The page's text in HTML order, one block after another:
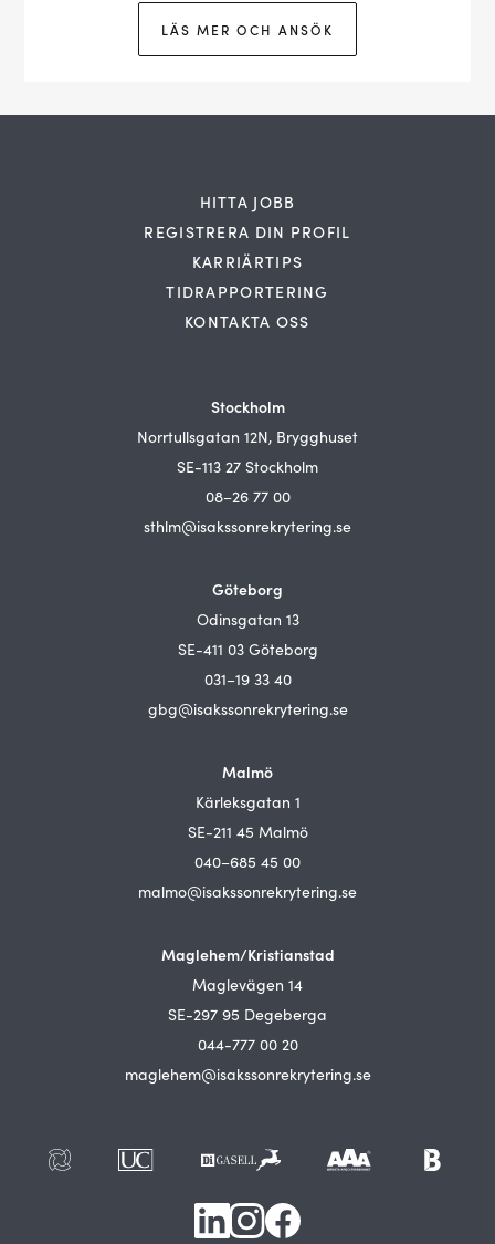
LÄS MER OCH ANSÖK
HITTA JOBB
REGISTRERA DIN PROFIL
KARRIÄRTIPS
TIDRAPPORTERING
KONTAKTA OSS
Stockholm
Norrtullsgatan 12N, Brygghuset
SE-113 27 Stockholm
08–26 77 00
sthlm@isakssonrekrytering.se
Göteborg
Odinsgatan 13
SE-411 03 Göteborg
031–19 33 40
gbg@isakssonrekrytering.se
Malmö
Kärleksgatan 1
SE-211 45 Malmö
040–685 45 00
malmo@isakssonrekrytering.se
Maglehem/Kristianstad
Maglevägen 14
SE-297 95 Degeberga
044-777 00 20
maglehem@isakssonrekrytering.se